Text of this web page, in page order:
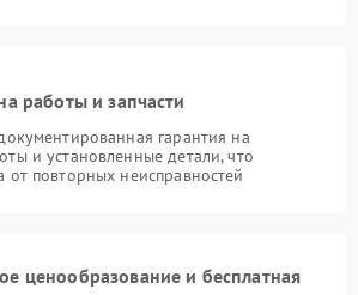
работы и запчасти
гарантия на
и установленные детали, что
от повторных неисправностей
ценообразование и бесплатная